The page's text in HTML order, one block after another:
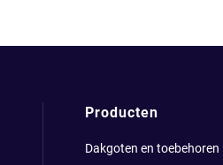
Producten
Dakgoten en toebehoren